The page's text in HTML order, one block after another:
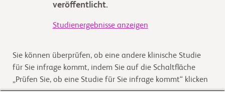
veröffentlicht.
Studienergebnisse anzeigen
Sie können überprüfen, ob eine andere klinische Studie
für Sie infrage kommt, indem Sie auf die Schaltfläche
„Prüfen Sie, ob eine Studie für Sie infrage kommt“ klicken